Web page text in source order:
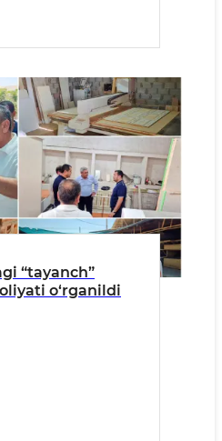
“tayanch”
o‘rganildi